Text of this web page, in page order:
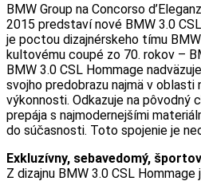
BMW Group na Concorso
2015 predstaví nové BMW 3.0
je poctou dizajnérskeho tímu
kultovému coupé zo 70. rokov –
BMW 3.0 CSL Hommage
svojho predobrazu najmä v
výkonnosti. Odkazuje na pôvodný
prepája s najmodernejšími
do súčasnosti. Toto spojenie je
Exkluzívny, sebavedomý,
Z dizajnu BMW 3.0 CSL